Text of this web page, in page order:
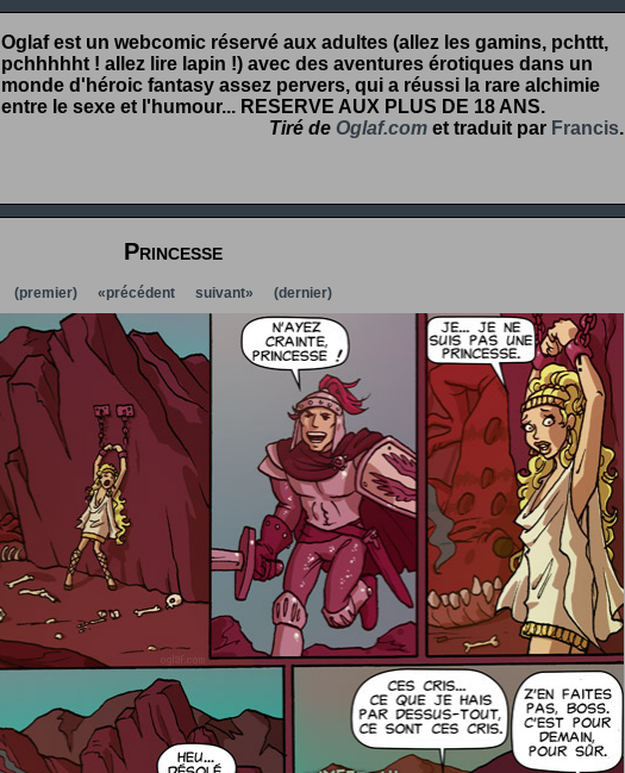
Oglaf est un webcomic réservé aux adultes (allez les gamins, pchttt,
pchhhhht ! allez lire lapin !) avec des aventures érotiques dans un
monde d'héroic fantasy assez pervers, qui a réussi la rare alchimie
entre le sexe et l'humour... RESERVE AUX PLUS DE 18 ANS.
Tiré de Oglaf.com et traduit par Francis.
Princesse
(premier) «précédent suivant» (dernier)